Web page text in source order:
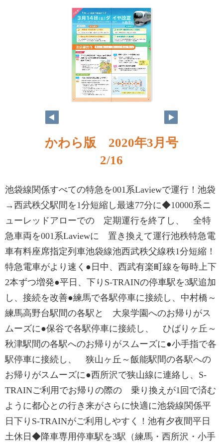
かわら版 2020年3月号
2/16
池袋線関係すべての特急を001系Laviewで運行！池袋
→西武秩父駅間を1分短縮し最速77分に◆10000系ニ
ューレッドアローでの 定期運行を終了し、 全特
急車両を001系Laviewに 置き換えて運行池秩特急電
車有料座席指定列車池袋線池西武秩父線秩1分短縮！
特急電車がより速く●日中、西武有楽町線を毎時上下
2本ずつ増発●平日、下りS-TRAINの停車駅を3駅追加
し、接続を改善●練馬で各駅停車に接続し、中村橋～
練馬高野台駅間の各駅と 大泉学園へのお帰りがス
ムーズに●保谷で各駅停車に接続し、 ひばりヶ丘～
秋津駅間の各駅へのお帰りがスムーズに●小手指で各
駅停車に接続し、 狭山ヶ丘～飯能駅間の各駅への
お帰りがスムーズに●西所沢で狭山線に連絡し、S-
TRAINご利用でお帰りの際の 乗り換えが1回で済む
ように都心との行き来がさらに快適に池袋線関係平
日下りS-TRAINがご利用しやすく！池有夕夜間平日
土休日◆降車専用停車駅を3駅（練馬・西所沢・小手